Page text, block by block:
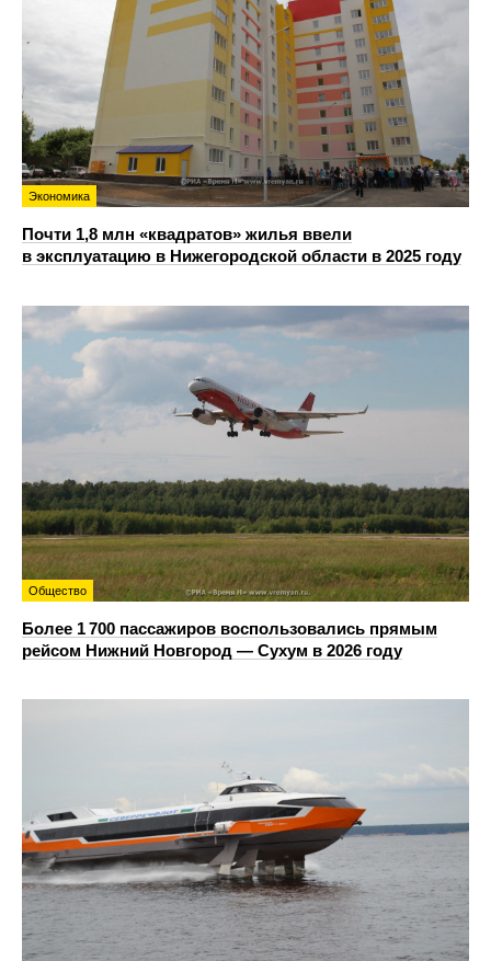
Экономика
Почти 1,8 млн «квадратов» жилья ввели
в эксплуатацию в Нижегородской области в 2025 году
Общество
Более 1 700 пассажиров воспользовались прямым
рейсом Нижний Новгород — Сухум в 2026 году